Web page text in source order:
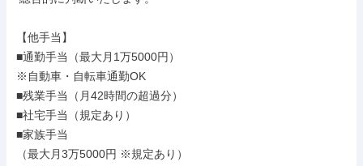
【他手当】
■通勤手当（最大月1万5000円）
※自動車・自転車通勤OK
■残業手当（月42時間の超過分）
■社宅手当（規定あり）
■家族手当
（最大月3万5000円 ※規定あり）